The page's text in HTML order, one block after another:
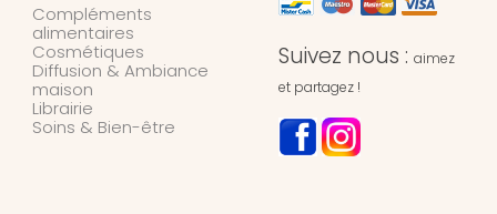
Compléments
alimentaires
Cosmétiques
Diffusion & Ambiance
maison
Librairie
Soins & Bien-être
Suivez nous : aimez
et partagez !